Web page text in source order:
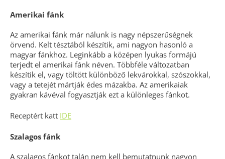
Amerikai fánk
Az amerikai fánk már nálunk is nagy népszerűségnek
örvend. Kelt tésztából készítik, ami nagyon hasonló a
magyar fánkhoz. Leginkább a középen lyukas formájú
terjedt el amerikai fánk néven. Többféle változatban
készítik el, vagy töltött különböző lekvárokkal, szószokkal,
vagy a tetejét mártják édes mázakba. Az amerikaiak
gyakran kávéval fogyasztják ezt a különleges fánkot.
Receptért katt IDE
Szalagos fánk
A szalagos fánkot talán nem kell bemutatnunk nagyon